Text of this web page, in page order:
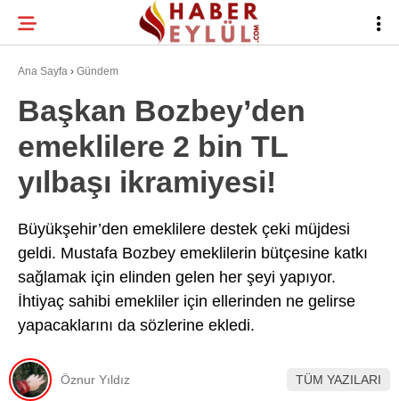
Facebook
Instagram
30.9
BURSA HABERLERI
BURSASPOR
EĞITIM
TEKNOLOJI
Ana Sayfa › Gündem
Başkan Bozbey’den
emeklilere 2 bin TL
yılbaşı ikramiyesi!
Büyükşehir’den emeklilere destek çeki müjdesi
geldi. Mustafa Bozbey emeklilerin bütçesine katkı
sağlamak için elinden gelen her şeyi yapıyor.
İhtiyaç sahibi emekliler için ellerinden ne gelirse
yapacaklarını da sözlerine ekledi.
Öznur Yıldız TÜM YAZILARI